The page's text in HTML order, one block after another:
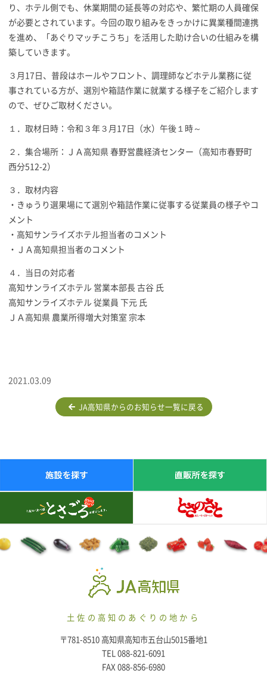
り、ホテル側でも、休業期間の延長等の対応や、繁忙期の人員確保
が必要とされています。今回の取り組みをきっかけに異業種間連携
を進め、「あぐりマッチこうち」を活用した助け合いの仕組みを構
築していきます。
３月17日、普段はホールやフロント、調理師などホテル業務に従
事されている方が、選別や箱詰作業に就業する様子をご紹介します
ので、ぜひご取材ください。
１．取材日時：令和３年３月17日（水）午後１時～
２．集合場所：ＪＡ高知県 春野営農経済センター（高知市春野町
西分512-2）
３．取材内容
・きゅうり選果場にて選別や箱詰作業に従事する従業員の様子やコ
メント
・高知サンライズホテル担当者のコメント
・ＪＡ高知県担当者のコメント
４．当日の対応者
高知サンライズホテル 営業本部長 古谷 氏
高知サンライズホテル 従業員 下元 氏
ＪＡ高知県 農業所得増大対策室 宗本
2021.03.09
JA高知県からのお知らせ一覧に戻る
土佐の高知のあぐりの地から
〒781-8510 高知県高知市五台山5015番地1
TEL 088-821-6091
FAX 088-856-6980